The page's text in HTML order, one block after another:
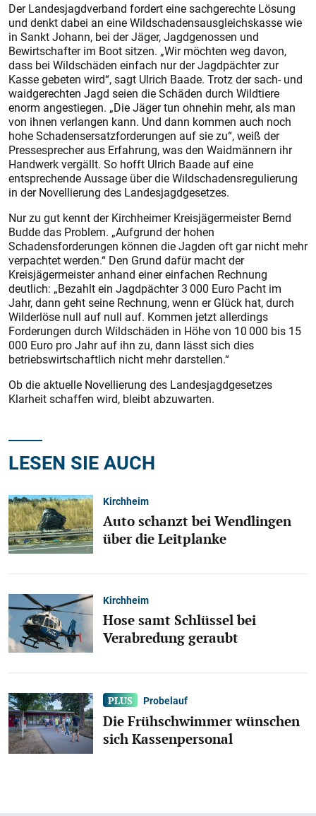
Der Landesjagdverband fordert eine sachgerechte Lösung
und denkt dabei an eine Wildschadensausgleichskasse wie
in Sankt Johann, bei der Jäger, Jagdgenossen und
Bewirtschafter im Boot sitzen. „Wir möchten weg davon,
dass bei Wildschäden einfach nur der Jagdpächter zur
Kasse gebeten wird“, sagt Ulrich Baade. Trotz der sach- und
waidgerechten Jagd seien die Schäden durch Wildtiere
enorm angestiegen. „Die Jäger tun ohnehin mehr, als man
von ihnen verlangen kann. Und dann kommen auch noch
hohe Schadensersatzforderungen auf sie zu“, weiß der
Pressesprecher aus Erfahrung, was den Waidmännern ihr
Handwerk vergällt. So hofft Ulrich Baade auf eine
entsprechende Aussage über die Wildschadensregulierung
in der Novellierung des Landesjagdgesetzes.
Nur zu gut kennt der Kirchheimer Kreisjägermeister Bernd
Budde das Problem. „Aufgrund der hohen
Schadensforderungen können die Jagden oft gar nicht mehr
verpachtet werden.“ Den Grund dafür macht der
Kreisjägermeister anhand einer einfachen Rechnung
deutlich: „Bezahlt ein Jagdpächter 3 000 Euro Pacht im
Jahr, dann geht seine Rechnung, wenn er Glück hat, durch
Wilderlöse null auf null auf. Kommen jetzt allerdings
Forderungen durch Wildschäden in Höhe von 10 000 bis 15
000 Euro pro Jahr auf ihn zu, dann lässt sich dies
betriebswirtschaftlich nicht mehr darstellen.“
Ob die aktuelle Novellierung des Landesjagdgesetzes
Klarheit schaffen wird, bleibt abzuwarten.
LESEN SIE AUCH
Kirchheim
Auto schanzt bei Wendlingen
über die Leitplanke
Kirchheim
Hose samt Schlüssel bei
Verabredung geraubt
Probelauf
Die Frühschwimmer wünschen
sich Kassenpersonal